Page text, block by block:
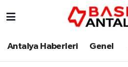
Antalya Haberleri Genel